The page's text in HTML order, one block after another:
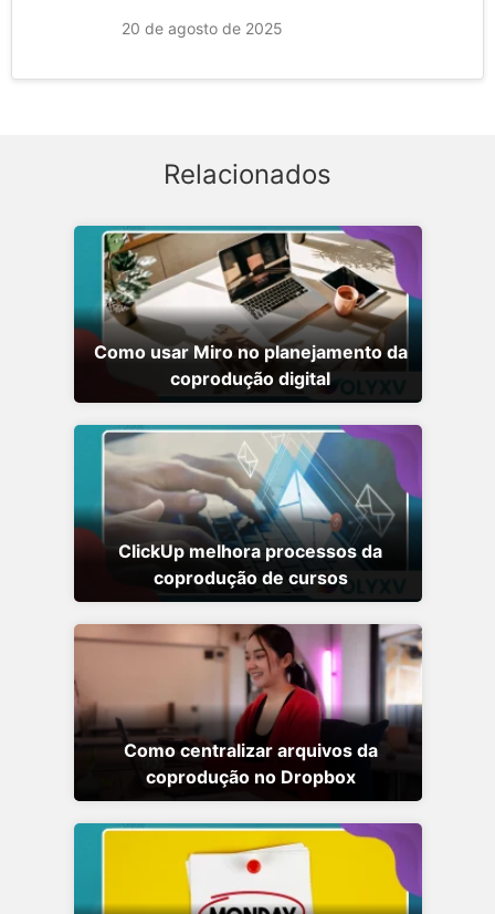
20 de agosto de 2025
Relacionados
Como usar Miro no planejamento da
coprodução digital
ClickUp melhora processos da
coprodução de cursos
Como centralizar arquivos da
coprodução no Dropbox